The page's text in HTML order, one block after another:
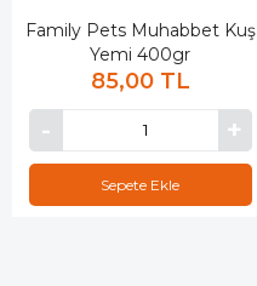
Family Pets Muhabbet Kuş
Yemi 400gr
85,00 TL
Sepete Ekle